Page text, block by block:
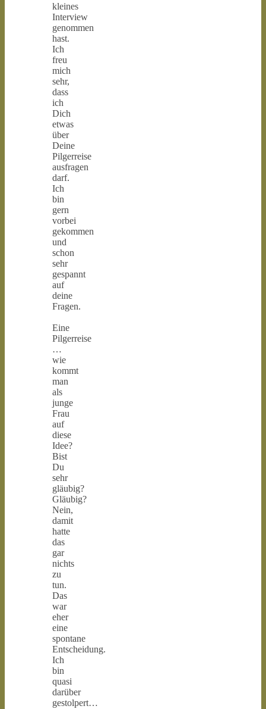
kleines
Interview
genommen
hast.
Ich
freu
mich
sehr,
dass
ich
Dich
etwas
über
Deine
Pilgerreise
ausfragen
darf.
Ich
bin
gern
vorbei
gekommen
und
schon
sehr
gespannt
auf
deine
Fragen.
Eine
Pilgerreise
…
wie
kommt
man
als
junge
Frau
auf
diese
Idee?
Bist
Du
sehr
gläubig?
Gläubig?
Nein,
damit
hatte
das
gar
nichts
zu
tun.
Das
war
eher
eine
spontane
Entscheidung.
Ich
bin
quasi
darüber
gestolpert…